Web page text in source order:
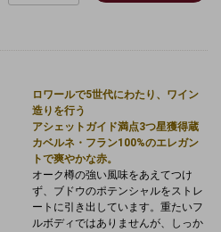
ロワールで5世代にわたり、ワイン
造りを行う
アシェットガイド満点3つ星獲得蔵
カベルネ・フラン100%のエレガン
トで爽やかな赤。
オーク樽の強い風味をあえてつけ
ず、
ブドウのポテンシャルをストレ
ートに引き出しています。 重たいフ
ルボディではありませんが、しっか